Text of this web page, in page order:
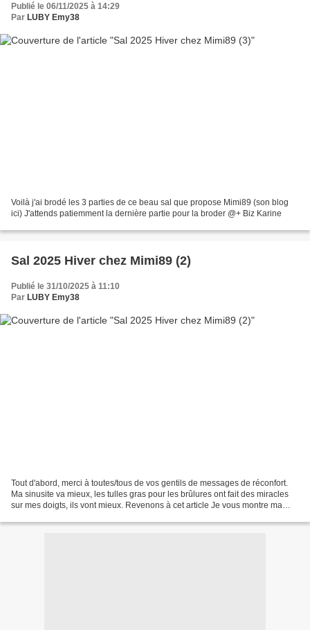
Publié le 06/11/2025 à 14:29
Par LUBY Emy38
Voilà j'ai brodé les 3 parties de ce beau sal que propose Mimi89 (son blog
ici) J'attends patiemment la dernière partie pour la broder @+ Biz Karine
Sal 2025 Hiver chez Mimi89 (2)
Publié le 31/10/2025 à 11:10
Par LUBY Emy38
Tout d'abord, merci à toutes/tous de vos gentils de messages de réconfort.
Ma sinusite va mieux, les tulles gras pour les brûlures ont fait des miracles
sur mes doigts, ils vont mieux. Revenons à cet article Je vous montre ma